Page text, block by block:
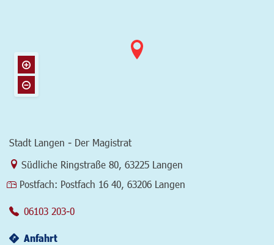
Stadt Langen - Der Magistrat
Link zur Google-Maps Navigation
Südliche Ringstraße 80, 63225 Langen
Postfach: Postfach 16 40, 63206 Langen
06103 203-0
Anfahrt